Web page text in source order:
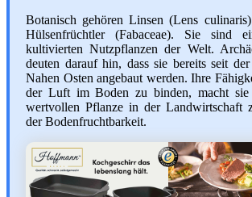
Botanisch gehören Linsen (Lens
Hülsenfrüchtler (Fabaceae). Sie sind
kultivierten Nutzpflanzen der Welt.
deuten darauf hin, dass sie bereits seit
Nahen Osten angebaut werden. Ihre
der Luft im Boden zu binden, macht sie
wertvollen Pflanze in der Landwirtschaft
der Bodenfruchtbarkeit.